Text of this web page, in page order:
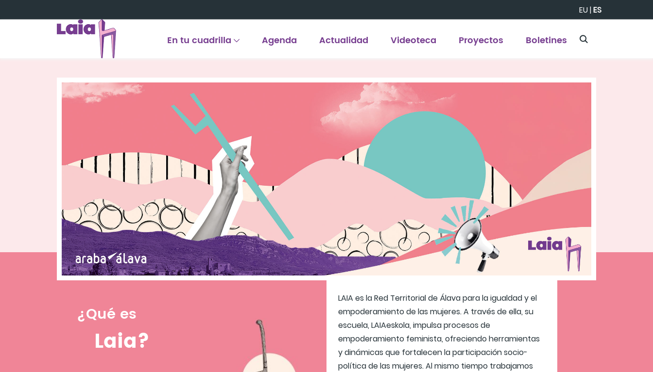
EU|ES
En tu cuadrilla Agenda Actualidad Videoteca Proyectos Boletines
¿Qué es
Laia?
LAIA es la Red Territorial de Álava para la igualdad y el
empoderamiento de las mujeres. A través de ella, su
escuela, LAIAeskola, impulsa procesos de
empoderamiento feminista, ofreciendo herramientas
y dinámicas que fortalecen la participación socio-
política de las mujeres. Al mismo tiempo trabajamos